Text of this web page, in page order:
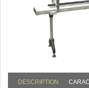
DESCRIPTION